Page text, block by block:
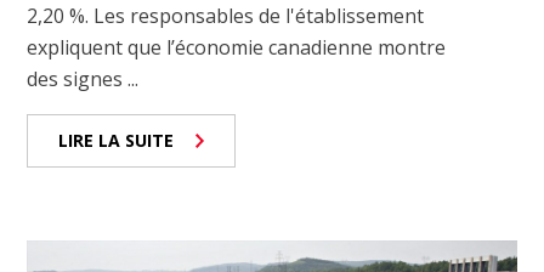
2,20 %. Les responsables de l'établissement
expliquent que l’économie canadienne montre
des signes ...
LIRE LA SUITE